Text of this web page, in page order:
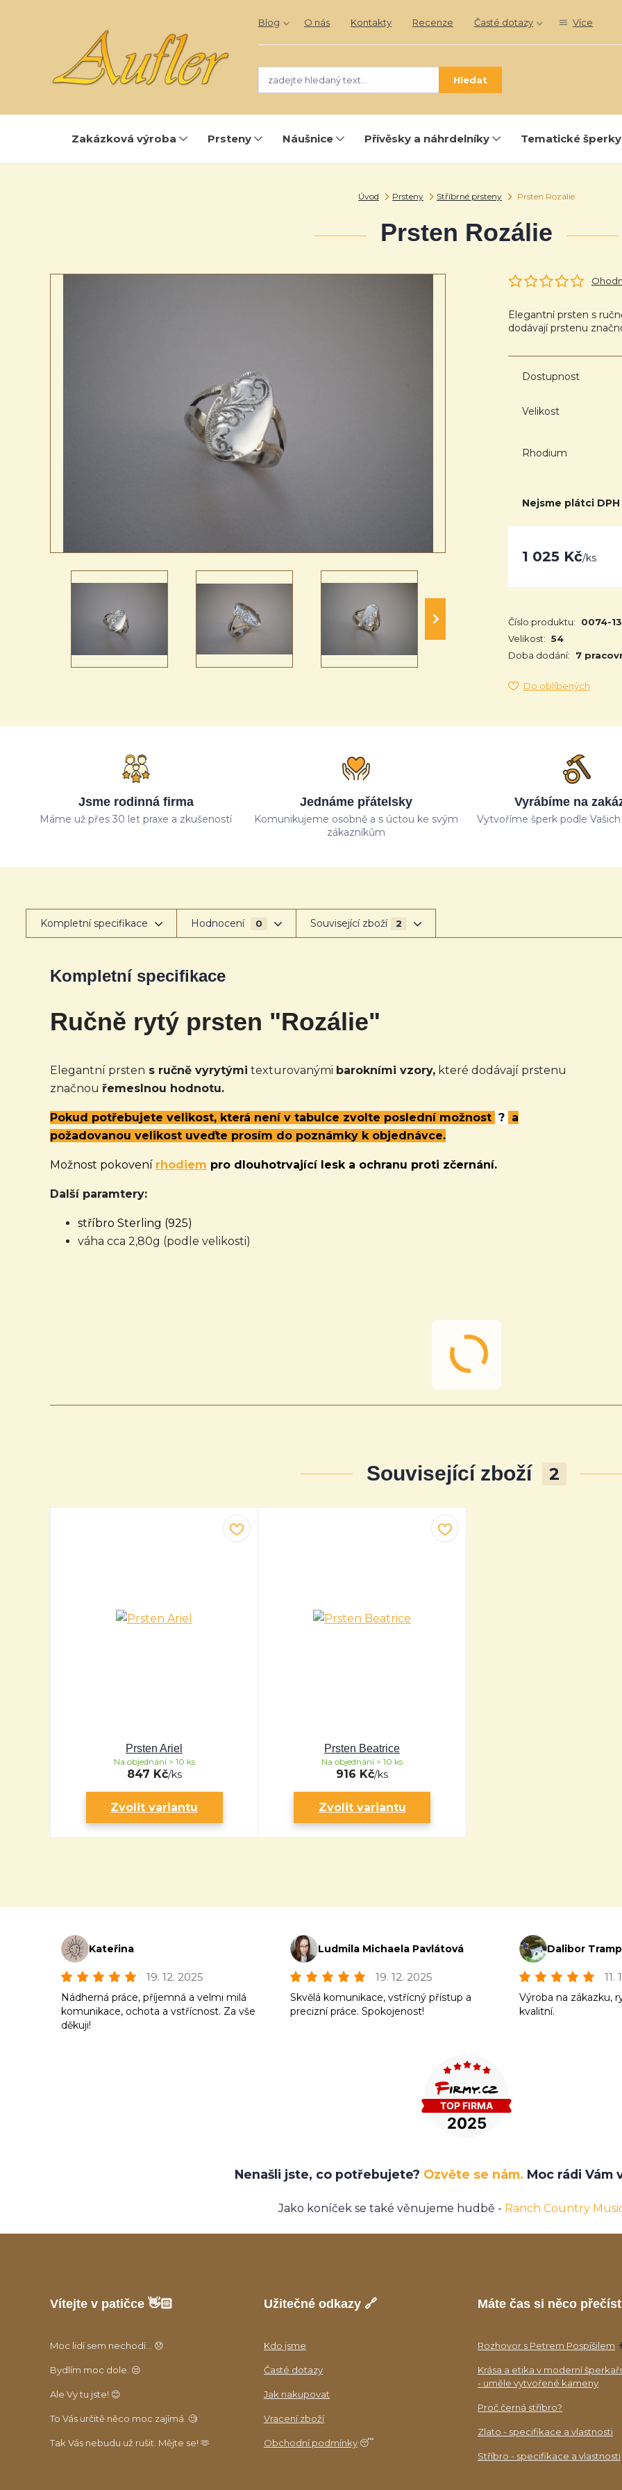
Blog O nás Kontakty Recenze Časté dotazy Více
Hledat
Zakázková výroba Prsteny Náušnice Přívěsky a náhrdelníky Tematické šperky
Úvod Prsteny Stříbrné prsteny Prsten Rozálie
Prsten Rozálie
Elegantní prsten s
dodávají prstenu
Dostupnost
Velikost
Rhodium
Nejsme plátci DPH
1 025 Kč/ks
Číslo produktu: 0074-13
Velikost: 54
Doba dodání:
7
Do oblíbených
Jsme rodinná firma
Máme už přes 30 let praxe a zkušeností
Jednáme přátelsky
Komunikujeme osobně a s úctou ke svým
zákazníkům
Vyrábíme na
Vytvoříme šperk podle
Kompletní specifikace Hodnocení 0 Související zboží 2
Kompletní specifikace
Ručně rytý prsten "Rozálie"
Elegantní prsten s ručně vyrytými texturovanými barokními vzory, které dodávají prstenu
značnou řemeslnou hodnotu.
Pokud potřebujete velikost, která není v tabulce zvolte poslední možnost ? a
požadovanou velikost uveďte prosím do poznámky k objednávce.
Možnost pokovení rhodiem pro dlouhotrvající lesk a ochranu proti zčernání.
Další paramtery:
stříbro Sterling (925)
váha cca 2,80g (podle velikosti)
Související zboží 2
Prsten Ariel
847 Kč/ks
Na objednání > 10 ks
Zvolit variantu
Prsten Beatrice
916 Kč/ks
Na objednání > 10 ks
Zvolit variantu
Kateřina
19. 12. 2025
Nádherná práce, příjemná a velmi milá
komunikace, ochota a vstřícnost. Za vše
děkuji!
Ludmila Michaela Pavlátová
19. 12. 2025
Skvělá komunikace, vstřícný přístup a
precizní práce. Spokojenost!
Dalibor
11.
Výroba na zákazku,
kvalitní.
Nenašli jste, co potřebujete? Ozvěte se nám. Moc rádi Vám
Jako koníček se také věnujeme hudbě - Ranch Country
Vítejte v patičce 👋🏻
Moc lidí sem nechodí... 😞
Bydlím moc dole. 😒
Ale Vy tu jste! 😊
To Vás určitě něco moc zajímá. 🧐
Tak Vás nebudu už rušit. Mějte se! 🫶
Užitečné odkazy 🔗
Kdo jsme
Časté dotazy
Jak nakupovat
Vracení zboží
Obchodní podmínky 😴
Máte čas si něco
Rozhovor s Petrem Pospíšilem
Krása a etika v moderní
- uměle vytvořené kameny
Proč černá stříbro?
Zlato - specifikace a vlastnosti
Stříbro - specifikace a vlastnosti